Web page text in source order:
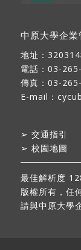
中原大學企
地址：
電話：03-
傳真：03-
E-mail：
➢ 交通指引
➢ 校園地圖
最佳解析度
版權所有，任
請與中原大學